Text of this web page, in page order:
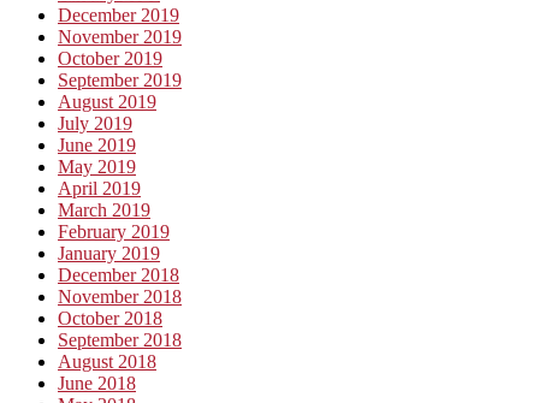
December 2019
November 2019
October 2019
September 2019
August 2019
July 2019
June 2019
May 2019
April 2019
March 2019
February 2019
January 2019
December 2018
November 2018
October 2018
September 2018
August 2018
June 2018